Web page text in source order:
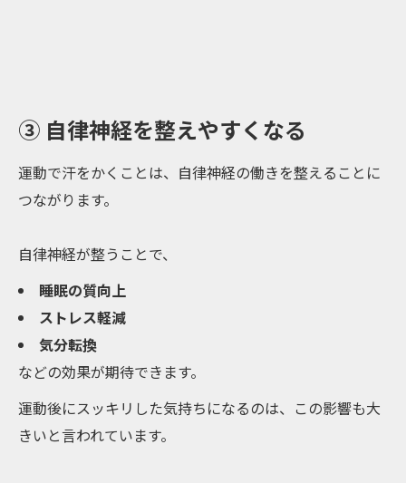
③ 自律神経を整えやすくなる
運動で汗をかくことは、自律神経の働きを整えることに
つながります。
自律神経が整うことで、
睡眠の質向上
ストレス軽減
気分転換
などの効果が期待できます。
運動後にスッキリした気持ちになるのは、この影響も大
きいと言われています。